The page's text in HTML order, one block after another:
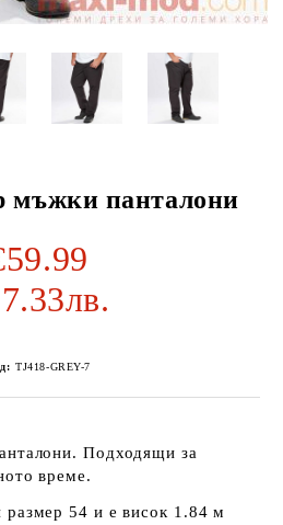
мъжки панталони
TJ418-GREY-7
Подходящи за
време.
54 и е висок 1.84 м